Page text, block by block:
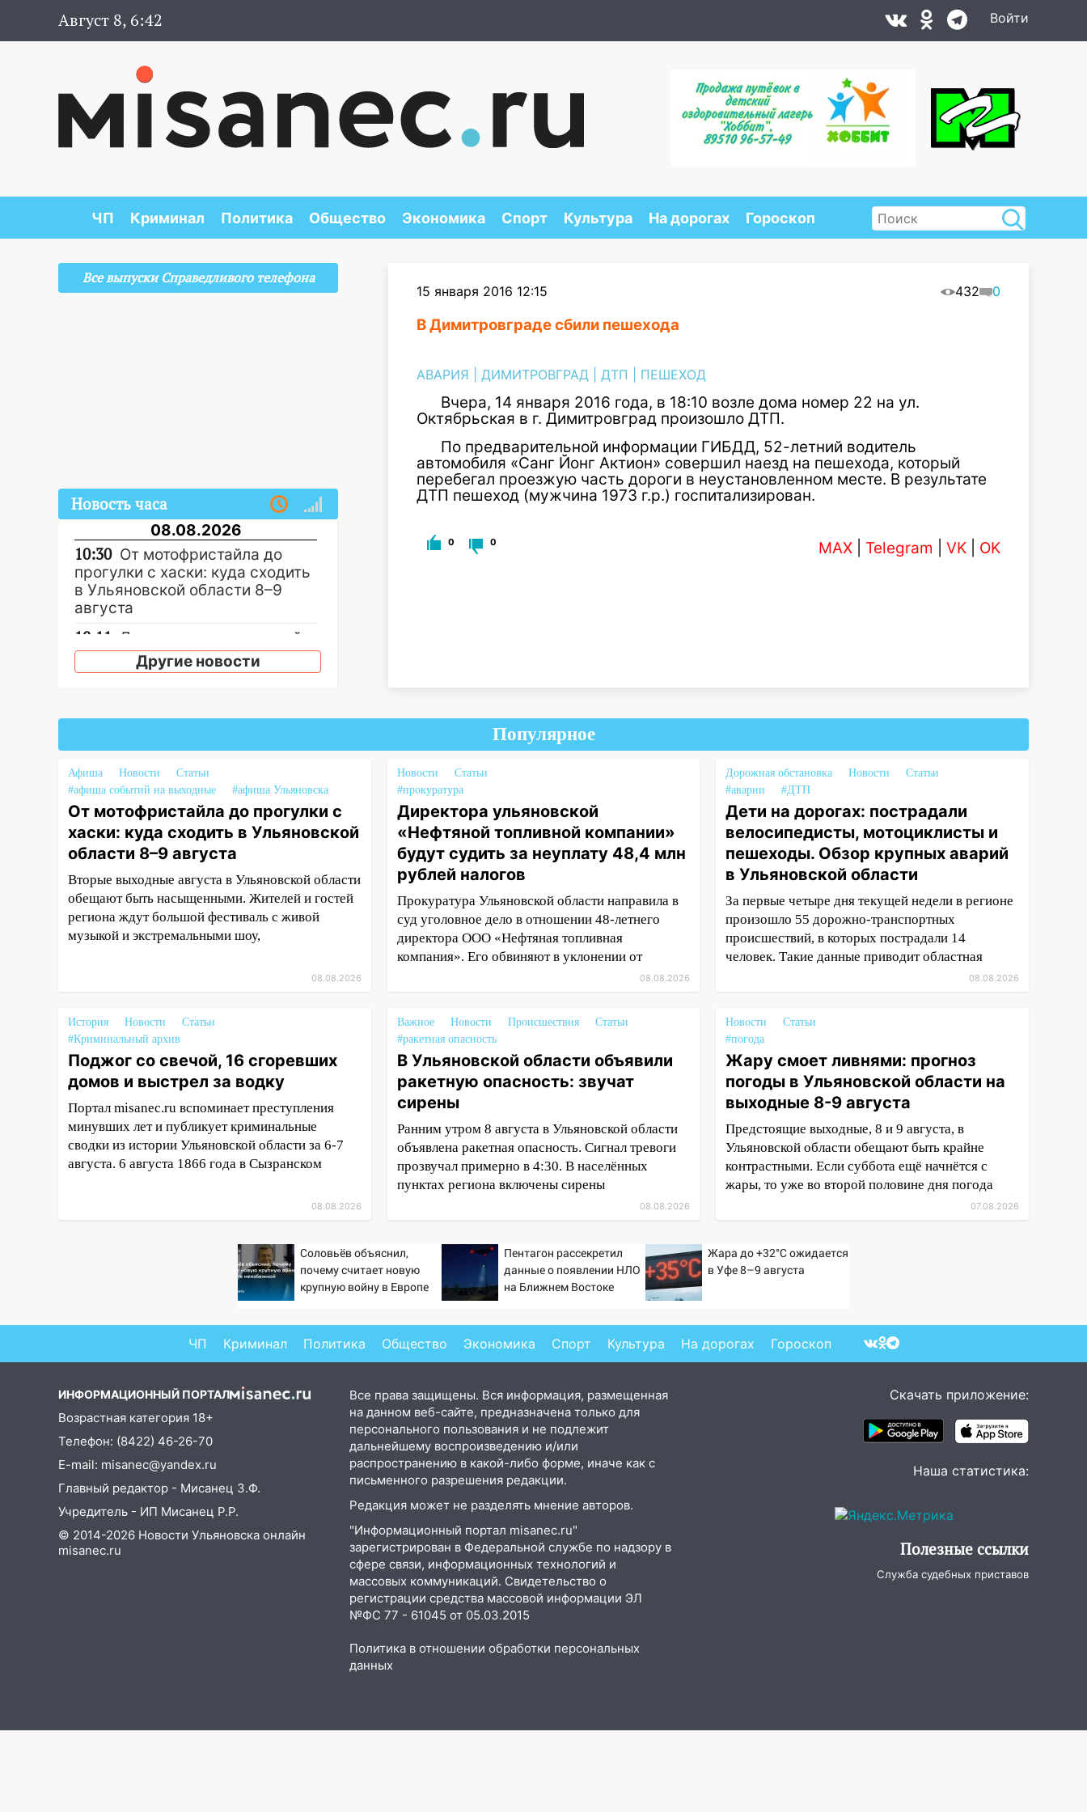
Август 8, 6:42 Войти
ЧП Криминал Политика Общество Экономика Спорт Культура На дорогах Гороскоп
15 января 2016 12:15 432 0
В Димитровграде сбили пешехода
АВАРИЯ ДИМИТРОВГРАД ДТП ПЕШЕХОД
Вчера, 14 января 2016 года, в 18:10 возле дома номер 22 на ул.
Октябрьская в г. Димитровград произошло ДТП.
По предварительной информации ГИБДД, 52-летний водитель
автомобиля «Санг Йонг Актион» совершил наезд на пешехода, который
перебегал проезжую часть дороги в неустановленном месте. В результате
ДТП пешеход (мужчина 1973 г.р.) госпитализирован.
0 0 MAX Telegram VK OK
Все выпуски Справедливого телефона
Новость часа
08.08.2026
10:30 От мотофристайла до
прогулки с хаски: куда сходить
в Ульяновской области 8–9
августа
10:11
Директора ульяновской
«Нефтяной топливной
компании» будут судить за
пострадали велосипедисты,
мотоциклисты и пешеходы.
Обзор крупных аварий в
Ульяновской области
08:30
Поджог со свечой, 16
сгоревших домов и выстрел за
водку
07:50 Какая погоды будет днем
8 августа
05:18
Судьба готовит сюрприз:
гороскоп на 8 августа — кому
повезет с деньгами, а кого
ждет неожиданная встреча
04:47 В Ульяновской области
объявили ракетную опасность:
звучат сирены
07.08.2026
В следственном
управлении состоялось
торжественное мероприятие,
приуроченное к празднованию
Дня сотрудника органов
следствия Российской
Федерации
19:30 Ульяновцев приглашают
поддержать «Симбирскую
чебурашку» на фестивале
«ФормАРТ»
18:11 Ульяновская область
стала пилотным регионом
проекта «Культурное
долголетие»
17:16 В реанимацию
Другие новости
Популярное
Афиша Новости
Статьи
#афиша событий на выходные
#афиша Ульяновска
От мотофристайла до прогулки с
хаски: куда сходить в Ульяновской
области 8–9 августа
Вторые выходные августа в Ульяновской области
обещают быть насыщенными. Жителей и гостей
региона ждут большой фестиваль с живой
музыкой и экстремальными шоу,
08.08.2026
Новости
Статьи
#прокуратура
Директора ульяновской
«Нефтяной топливной компании»
будут судить за неуплату 48,4 млн
рублей налогов
Прокуратура Ульяновской области направила в
суд уголовное дело в отношении 48-летнего
директора ООО «Нефтяная топливная
компания». Его обвиняют в уклонении от
08.08.2026
Дорожная обстановка Новости
Статьи
#аварии
#ДТП
Дети на дорогах: пострадали
велосипедисты, мотоциклисты и
пешеходы. Обзор крупных аварий
в Ульяновской области
За первые четыре дня текущей недели в регионе
произошло 55 дорожно-транспортных
происшествий, в которых пострадали 14
человек. Такие данные приводит областная
08.08.2026
История Новости
Статьи
#Криминальный архив
Поджог со свечой, 16 сгоревших
домов и выстрел за водку
Портал misanec.ru вспоминает преступления
минувших лет и публикует криминальные
сводки из истории Ульяновской области за 6-7
августа. 6 августа 1866 года в Сызранском
08.08.2026
Важное Новости Происшествия
Статьи
#ракетная опасность
В Ульяновской области объявили
ракетную опасность: звучат
сирены
Ранним утром 8 августа в Ульяновской области
объявлена ракетная опасность. Сигнал тревоги
прозвучал примерно в 4:30. В населённых
пунктах региона включены сирены
08.08.2026
Новости
Статьи
#погода
Жару смоет ливнями: прогноз
погоды в Ульяновской области на
выходные 8-9 августа
Предстоящие выходные, 8 и 9 августа, в
Ульяновской области обещают быть крайне
контрастными. Если суббота ещё начнётся с
жары, то уже во второй половине дня погода
07.08.2026
Соловьёв объяснил,
почему считает новую
крупную войну в Европе
Пентагон рассекретил
данные о появлении НЛО
на Ближнем Востоке
Жара до +32°C ожидается
в Уфе 8–9 августа
ЧП Криминал Политика Общество Экономика Спорт Культура На дорогах Гороскоп
ИНФОРМАЦИОННЫЙ ПОРТАЛ
Возрастная категория 18+
Телефон: (8422) 46-26-70
E-mail: misanec@yandex.ru
Главный редактор - Мисанец З.Ф.
Учредитель - ИП Мисанец Р.Р.
© 2014-2026 Новости Ульяновска онлайн
misanec.ru
Все права защищены. Вся информация, размещенная
на данном веб-сайте, предназначена только для
персонального пользования и не подлежит
дальнейшему воспроизведению и/или
распространению в какой-либо форме, иначе как с
письменного разрешения редакции.
Редакция может не разделять мнение авторов.
"Информационный портал misanec.ru"
зарегистрирован в Федеральной службе по надзору в
сфере связи, информационных технологий и
массовых коммуникаций. Свидетельство о
регистрации средства массовой информации ЭЛ
№ФС 77 - 61045 от 05.03.2015
Политика в отношении обработки персональных
данных
Скачать приложение:
Наша статистика:
Полезные ссылки
Служба судебных приставов